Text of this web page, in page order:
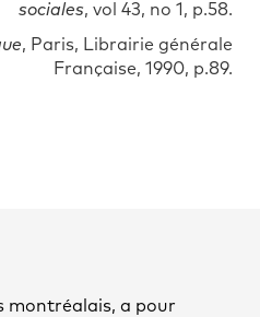
sociales, vol 43, no 1, p.58.
, Paris, Librairie générale
Française, 1990, p.89.
montréalais, a pour